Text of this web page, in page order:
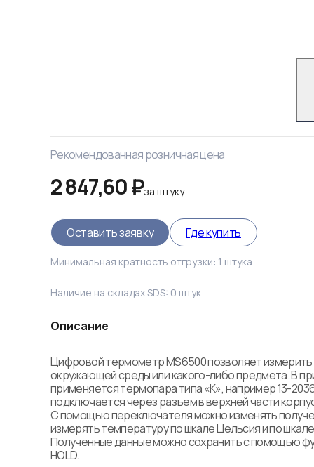
Рекомендованная розничная цена
2 847,60 ₽за штуку
Оставить заявку Где купить
Минимальная кратность отгрузки: 1 штука
Наличие на складах SDS: 0 штук
Описание
Цифровой термометр MS6500 позволяет
окружающей среды или какого-либо предмета. В
применяется термопара типа «К», например 13-
подключается через разъем в верхней части
С помощью переключателя можно изменять
измерять температуру по шкале Цельсия и по
Полученные данные можно сохранить с помощью
HOLD.